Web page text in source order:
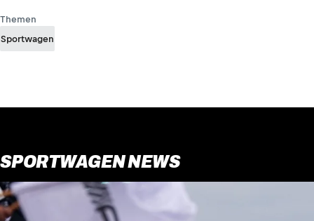
Themen
Sportwagen
SPORTWAGEN NEWS